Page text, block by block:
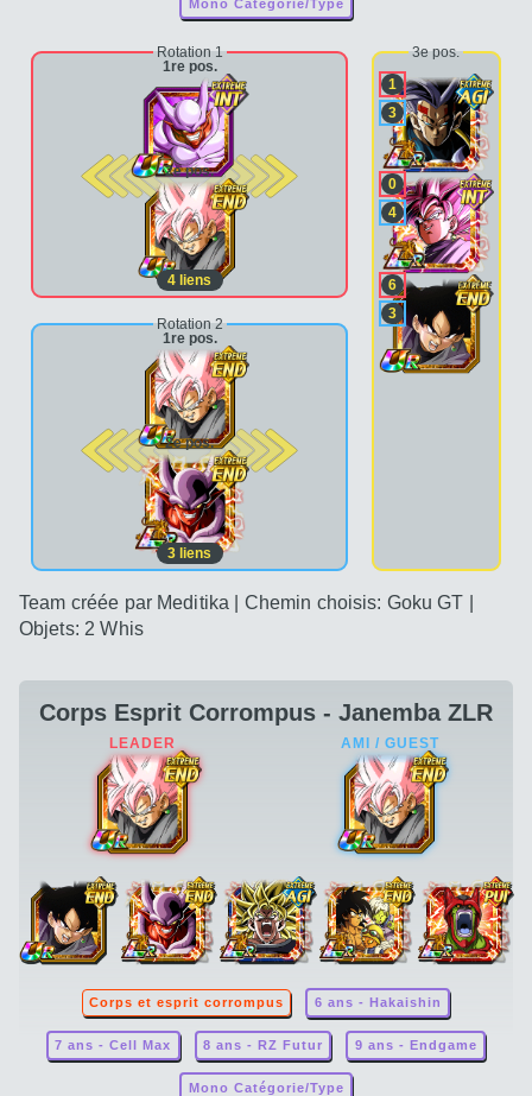
Mono Catégorie/Type
Rotation 1
1re pos.
2e pos.
4 liens
Rotation 2
1re pos.
2e pos.
3 liens
3e pos.
1
3
0
4
6
3
Team créée par Meditika | Chemin choisis: Goku GT |
Objets: 2 Whis
Corps Esprit Corrompus - Janemba ZLR
Corps et esprit corrompus 6 ans - Hakaishin
7 ans - Cell Max 8 ans - RZ Futur 9 ans - Endgame
Mono Catégorie/Type